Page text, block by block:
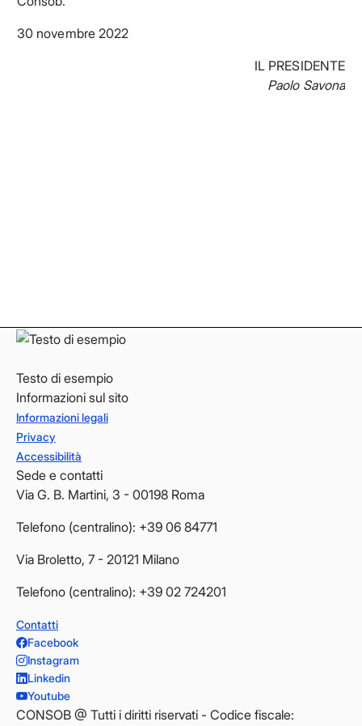
30 novembre 2022
IL PRESIDENTE
Paolo Savona
Testo di esempio
Informazioni sul sito
Informazioni legali
Privacy
Accessibilità
Sede e contatti
Via G. B. Martini, 3 - 00198 Roma
Telefono (centralino): +39 06 84771
Via Broletto, 7 - 20121 Milano
Telefono (centralino): +39 02 724201
Contatti
Facebook
Instagram
Linkedin
Youtube
CONSOB @ Tutti i diritti riservati - Codice fiscale: